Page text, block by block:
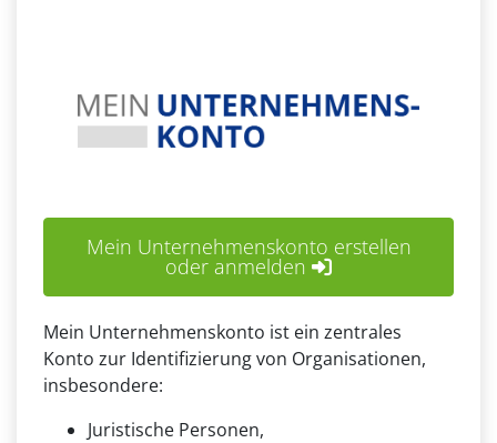
Mein Unternehmenskonto erstellen
oder anmelden
Mein Unternehmenskonto ist ein zentrales
Konto zur Identifizierung von Organisationen,
insbesondere:
Juristische Personen,